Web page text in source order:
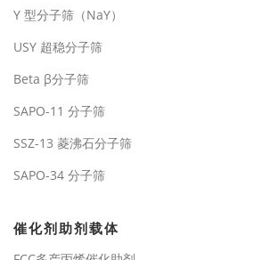
Y 型分子筛（NaY）
USY 超稳分子筛
Beta β分子筛
SAPO-11 分子筛
SSZ-13 菱沸石分子筛
SAPO-34 分子筛
催化剂助剂载体